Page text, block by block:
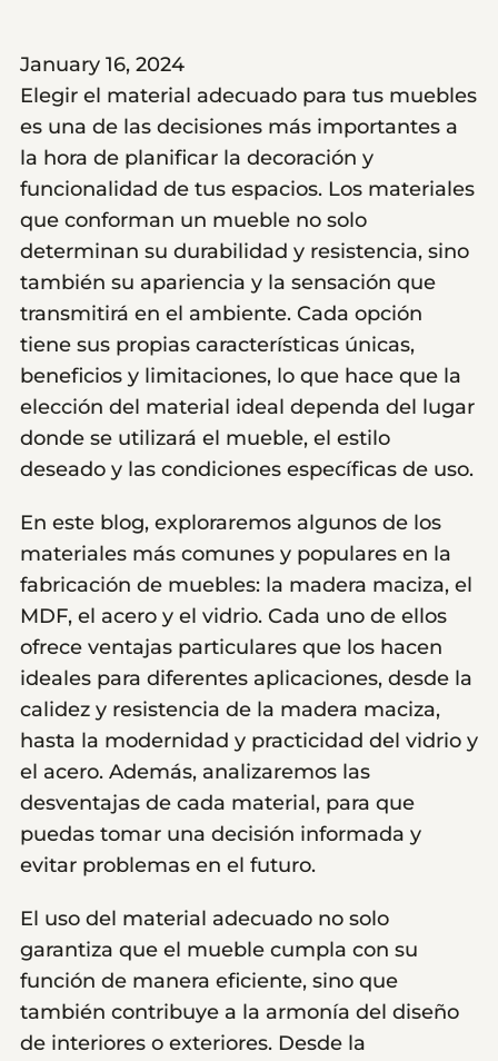
January 16, 2024
Elegir el material adecuado para tus muebles
es una de las decisiones más importantes a
la hora de planificar la decoración y
funcionalidad de tus espacios. Los materiales
que conforman un mueble no solo
determinan su durabilidad y resistencia, sino
también su apariencia y la sensación que
transmitirá en el ambiente. Cada opción
tiene sus propias características únicas,
beneficios y limitaciones, lo que hace que la
elección del material ideal dependa del lugar
donde se utilizará el mueble, el estilo
deseado y las condiciones específicas de uso.
En este blog, exploraremos algunos de los
materiales más comunes y populares en la
fabricación de muebles: la madera maciza, el
MDF, el acero y el vidrio. Cada uno de ellos
ofrece ventajas particulares que los hacen
ideales para diferentes aplicaciones, desde la
calidez y resistencia de la madera maciza,
hasta la modernidad y practicidad del vidrio y
el acero. Además, analizaremos las
desventajas de cada material, para que
puedas tomar una decisión informada y
evitar problemas en el futuro.
El uso del material adecuado no solo
garantiza que el mueble cumpla con su
función de manera eficiente, sino que
también contribuye a la armonía del diseño
de interiores o exteriores. Desde la